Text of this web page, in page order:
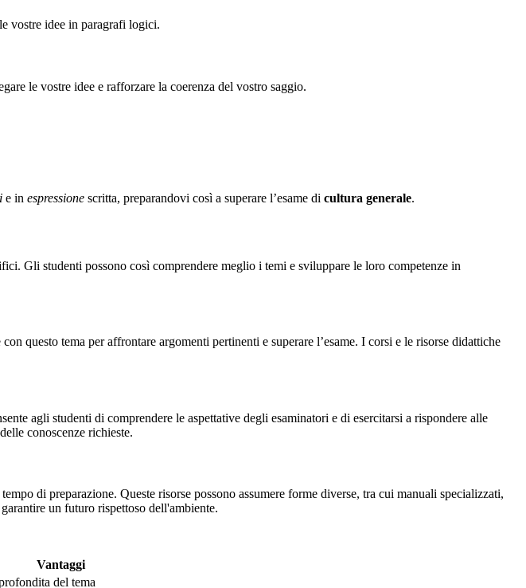
vostre idee in paragrafi logici.
le vostre idee e rafforzare la coerenza del vostro saggio.
e in espressione scritta, preparandovi così a superare l’esame di cultura generale.
Gli studenti possono così comprendere meglio i temi e sviluppare le loro competenze in
questo tema per affrontare argomenti pertinenti e superare l’esame. I corsi e le risorse didattiche
agli studenti di comprendere le aspettative degli esaminatori e di esercitarsi a rispondere alle
conoscenze richieste.
di preparazione. Queste risorse possono assumere forme diverse, tra cui manuali specializzati,
garantire un futuro rispettoso dell'ambiente.
Vantaggi
del tema